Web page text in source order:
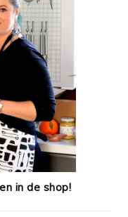
in de shop!